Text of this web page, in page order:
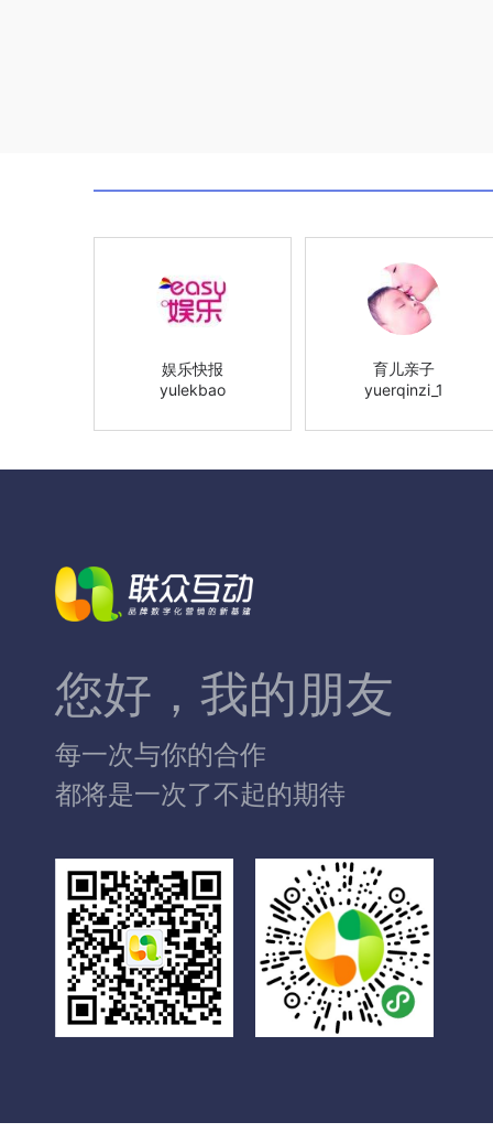
娱乐快报
yulekbao
育儿亲子
yuerqinzi_1
您好，我的朋友
每一次与你的合作
都将是一次了不起的期待